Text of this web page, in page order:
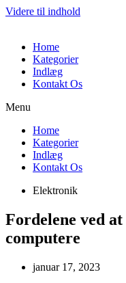
Videre til indhold
Home
Kategorier
Indlæg
Kontakt Os
Menu
Home
Kategorier
Indlæg
Kontakt Os
Elektronik
Fordelene ved
computere
januar 17, 2023